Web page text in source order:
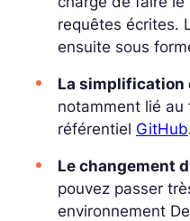
requêtes écrites.
ensuite sous
La simplification
notamment lié au
référentiel GitHub
Le changement
pouvez passer
environnement